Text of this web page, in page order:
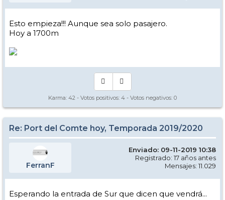
Esto empieza!!! Aunque sea solo pasajero.
Hoy a 1700m
Karma: 42 - Votos positivos: 4 - Votos negativos: 0
Re: Port del Comte hoy, Temporada 2019/2020
FerranF
Enviado: 09-11-2019 10:38
Registrado: 17 años antes
Mensajes: 11.029
Esperando la entrada de Sur que dicen que vendrá...